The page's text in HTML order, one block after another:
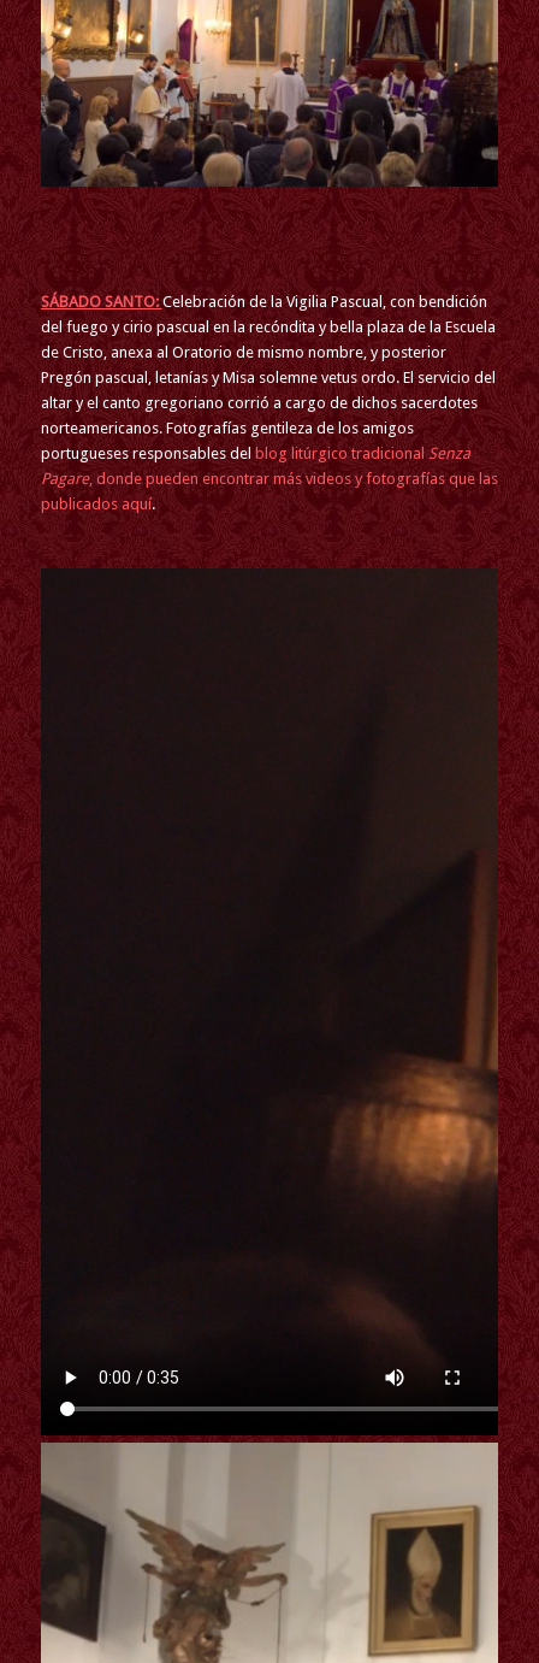
SÁBADO SANTO:Celebración de la Vigilia Pascual, con bendición
del fuego y cirio pascual en la recóndita y bella plaza de la Escuela
de Cristo, anexa al Oratorio de mismo nombre, y posterior
Pregón pascual, letanías y Misa solemne vetus ordo. El servicio del
altar y el canto gregoriano corrió a cargo de dichos sacerdotes
norteamericanos. Fotografías gentileza de los amigos
portugueses responsables delblog litúrgico tradicionalSenza
Pagare, donde pueden encontrar más videos y fotografías que las
publicados aquí.